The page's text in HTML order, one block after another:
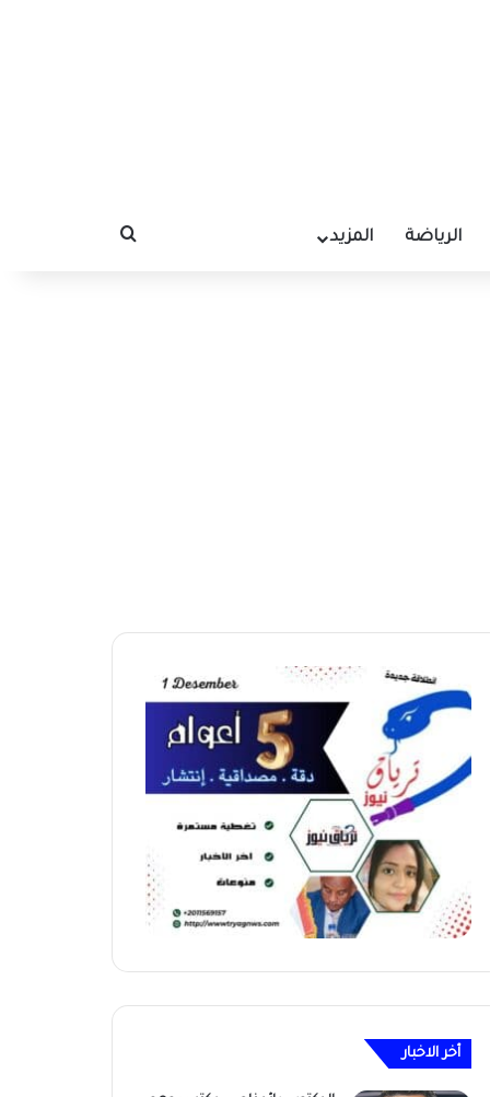
الرياضة المزيد بحث عن
أخر الاخبار